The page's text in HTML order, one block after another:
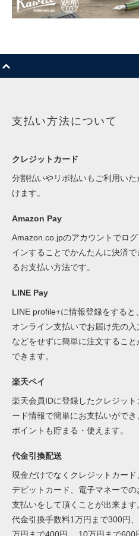
支払い方法について
クレジットカード
分割払いやリボ払いもご利用いた
けます。
Amazon Pay
Amazon.co.jpのアカウントでログ
インすることでかんたんに決済で
るお支払い方法です。
LINE Pay
LINE profile+に情報登録をすると
オンライン支払いでお届け先の入
などをせずに簡単に注文すること
できます。
楽天ペイ
楽天会員IDに登録したクレジット
ード情報で簡単にお支払いができ
ポイントも貯まる・使えます。
代金引換配送
現金だけでなくクレジットカード
デビットカード、電子マネーでの
支払いをして頂くことが出来ます
代金引換手数料1万円まで300円